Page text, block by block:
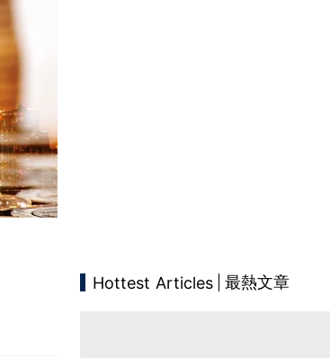
Hottest Articles 最熱文章